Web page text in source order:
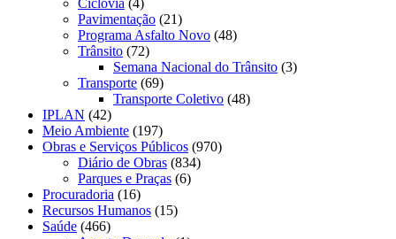
Pavimentação (21)
Programa Asfalto Novo (48)
Trânsito (72)
Semana Nacional do Trânsito (3)
Transporte (69)
Transporte Coletivo (48)
IPLAN (42)
Meio Ambiente (197)
Obras e Serviços Públicos (970)
Diário de Obras (834)
Parques e Praças (6)
Procuradoria (16)
Recursos Humanos (15)
Saúde (466)